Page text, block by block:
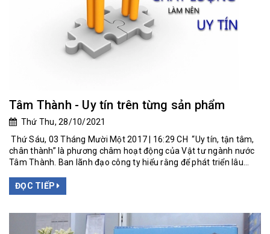
Tâm Thành - Uy tín trên từng sản phẩm
Thứ Thu, 28/10/2021
Thứ Sáu, 03 Tháng Mười Một 2017 | 16:29 CH “Uy tín, tận tâm,
chân thành” là phương châm hoạt động của Vật tư ngành nước
Tâm Thành. Ban lãnh đạo công ty hiểu rằng để phát triển lâu...
ĐỌC TIẾP